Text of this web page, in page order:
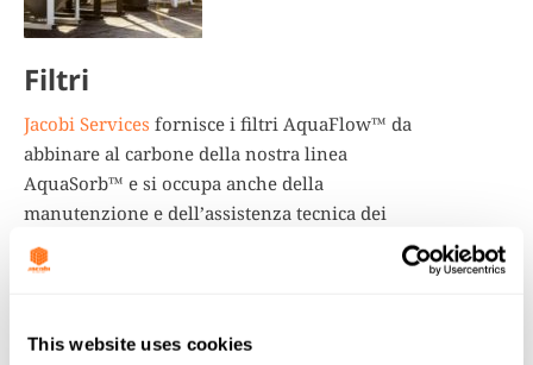
This website uses cookies
Filtri
Jacobi Services fornisce i filtri AquaFlow™ da
abbinare al carbone della nostra linea
AquaSorb™ e si occupa anche della
manutenzione e dell’assistenza tecnica dei
filtri.